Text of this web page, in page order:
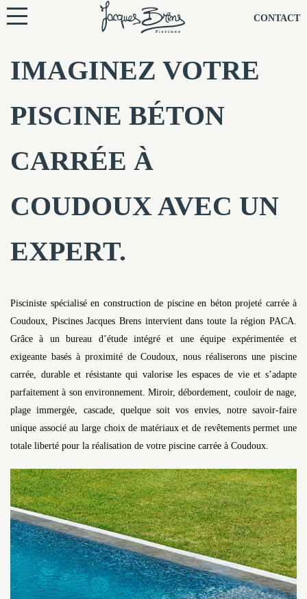
CONTACT
IMAGINEZ VOTRE
PISCINE BÉTON
CARRÉE À
COUDOUX AVEC UN
EXPERT.
Pisciniste spécialisé en construction de piscine en béton projeté carrée à
Coudoux, Piscines Jacques Brens intervient dans toute la région PACA.
Grâce à un bureau d’étude intégré et une équipe expérimentée et
exigeante basés à proximité de Coudoux, nous réaliserons une piscine
carrée, durable et résistante qui valorise les espaces de vie et s’adapte
parfaitement à son environnement. Miroir, débordement, couloir de nage,
plage immergée, cascade, quelque soit vos envies, notre savoir-faire
unique associé au large choix de matériaux et de revêtements permet une
totale liberté pour la réalisation de votre piscine carrée à Coudoux.
NOS PISCINES
NOTRE TECHNIQUE
NOS CONSEILS
NOS AGENCES
CONTACTEZ-NOUS